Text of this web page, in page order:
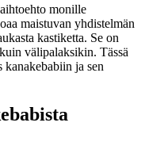
monille
maistuvan yhdistelmän
kastiketta. Se on
välipalaksikin. Tässä
kanakebabiin ja sen